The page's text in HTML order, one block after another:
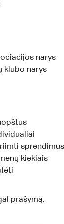
narys
klubo narys
sprendimus
kiekiais
prašymą.